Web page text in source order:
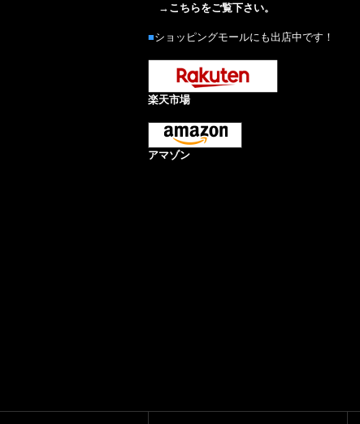
→ こちらをご覧下さい。
■ショッピングモールにも出店中です！
楽天市場
アマゾン